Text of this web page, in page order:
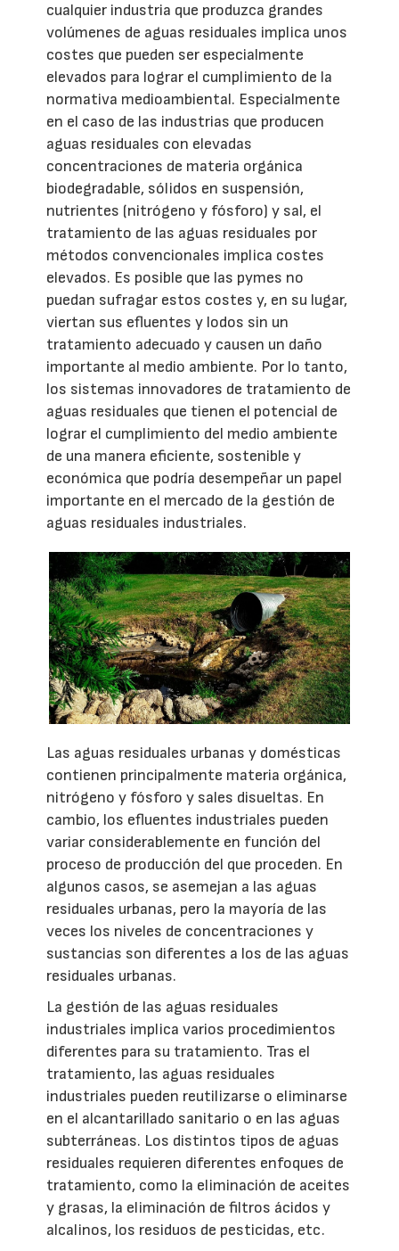
cualquier industria que produzca grandes
volúmenes de aguas residuales implica unos
costes que pueden ser especialmente
elevados para lograr el cumplimiento de la
normativa medioambiental. Especialmente
en el caso de las industrias que producen
aguas residuales con elevadas
concentraciones de materia orgánica
biodegradable, sólidos en suspensión,
nutrientes (nitrógeno y fósforo) y sal, el
tratamiento de las aguas residuales por
métodos convencionales implica costes
elevados. Es posible que las pymes no
puedan sufragar estos costes y, en su lugar,
viertan sus efluentes y lodos sin un
tratamiento adecuado y causen un daño
importante al medio ambiente. Por lo tanto,
los sistemas innovadores de tratamiento de
aguas residuales que tienen el potencial de
lograr el cumplimiento del medio ambiente
de una manera eficiente, sostenible y
económica que podría desempeñar un papel
importante en el mercado de la gestión de
aguas residuales industriales.
Las aguas residuales urbanas y domésticas
contienen principalmente materia orgánica,
nitrógeno y fósforo y sales disueltas. En
cambio, los efluentes industriales pueden
variar considerablemente en función del
proceso de producción del que proceden. En
algunos casos, se asemejan a las aguas
residuales urbanas, pero la mayoría de las
veces los niveles de concentraciones y
sustancias son diferentes a los de las aguas
residuales urbanas.
La gestión de las aguas residuales
industriales implica varios procedimientos
diferentes para su tratamiento. Tras el
tratamiento, las aguas residuales
industriales pueden reutilizarse o eliminarse
en el alcantarillado sanitario o en las aguas
subterráneas. Los distintos tipos de aguas
residuales requieren diferentes enfoques de
tratamiento, como la eliminación de aceites
y grasas, la eliminación de filtros ácidos y
alcalinos, los residuos de pesticidas, etc.